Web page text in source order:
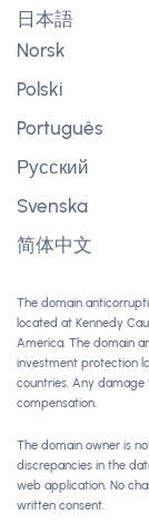
日本語
Norsk
Polski
Português
Русский
Svenska
简体中文
The domain
located at Kennedy
America. The domain
investment protection
countries. Any
compensation.
The domain owner is
discrepancies in the
web application. No
written consent.